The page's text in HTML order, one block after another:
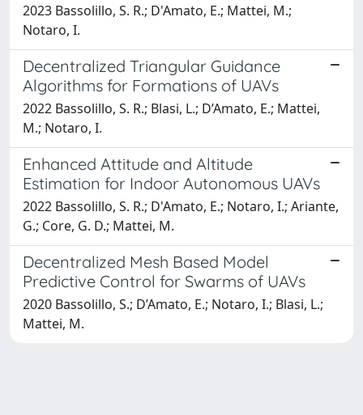
2023 Bassolillo, S. R.; D'Amato, E.; Mattei, M.;
Notaro, I.
Decentralized Triangular Guidance
Algorithms for Formations of UAVs
2022 Bassolillo, S. R.; Blasi, L.; D’Amato, E.; Mattei,
M.; Notaro, I.
Enhanced Attitude and Altitude
Estimation for Indoor Autonomous UAVs
2022 Bassolillo, S. R.; D'Amato, E.; Notaro, I.; Ariante,
G.; Core, G. D.; Mattei, M.
Decentralized Mesh Based Model
Predictive Control for Swarms of UAVs
2020 Bassolillo, S.; D’Amato, E.; Notaro, I.; Blasi, L.;
Mattei, M.